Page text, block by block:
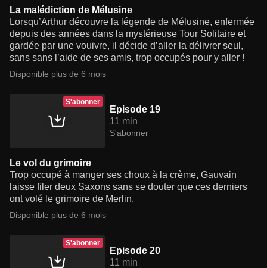
La malédiction de Mélusine
Lorsqu’Arthur découvre la légende de Mélusine, enfermée
depuis des années dans la mystérieuse Tour Solitaire et
gardée par une vouivre, il décide d’aller la délivrer seul,
sans sans l’aide de ses amis, trop occupés pour y aller !
Disponible plus de 6 mois
S'abonner
Episode 19
11 min
S'abonner
Le vol du grimoire
Trop occupé à manger ses choux à la crème, Gauvain
laisse filer deux Saxons sans se douter que ces derniers
ont volé le grimoire de Merlin.
Disponible plus de 6 mois
S'abonner
Episode 20
11 min